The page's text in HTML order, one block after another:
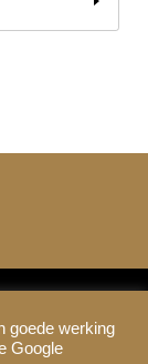
Cookies
goede werking
Google